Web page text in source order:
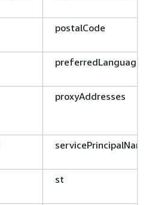
postalCode
preferredLanguage
proxyAddresses
servicePrincipalName
st